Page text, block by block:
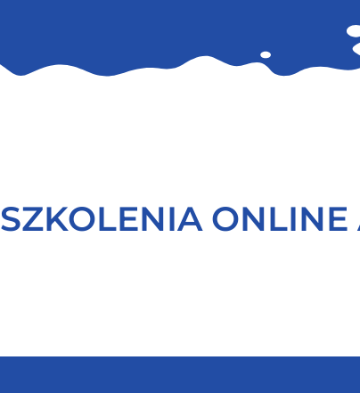
SZKOLENIA